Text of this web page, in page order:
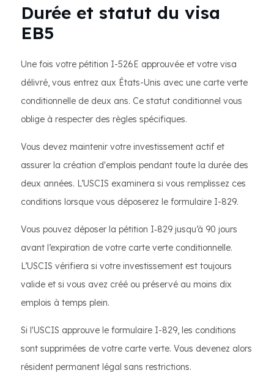
Durée et statut du visa
EB5
Une fois votre pétition I-526E approuvée et votre visa
délivré, vous entrez aux États-Unis avec une carte verte
conditionnelle de deux ans. Ce statut conditionnel vous
oblige à respecter des règles spécifiques.
Vous devez maintenir votre investissement actif et
assurer la création d'emplois pendant toute la durée des
deux années. L’USCIS examinera si vous remplissez ces
conditions lorsque vous déposerez le formulaire I-829.
Vous pouvez déposer la pétition I‑829 jusqu’à 90 jours
avant l’expiration de votre carte verte conditionnelle.
L’USCIS vérifiera si votre investissement est toujours
valide et si vous avez créé ou préservé au moins dix
emplois à temps plein.
Si l'USCIS approuve le formulaire I-829, les conditions
sont supprimées de votre carte verte. Vous devenez alors
résident permanent légal sans restrictions.